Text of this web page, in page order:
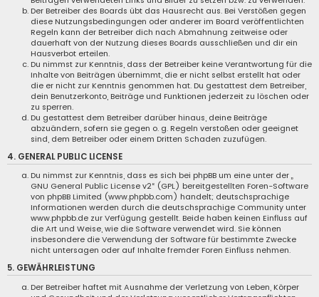
Der Betreiber des Boards übt das Hausrecht aus. Bei Verstößen gegen
diese Nutzungsbedingungen oder anderer im Board veröffentlichten
Regeln kann der Betreiber dich nach Abmahnung zeitweise oder
dauerhaft von der Nutzung dieses Boards ausschließen und dir ein
Hausverbot erteilen.
Du nimmst zur Kenntnis, dass der Betreiber keine Verantwortung für die
Inhalte von Beiträgen übernimmt, die er nicht selbst erstellt hat oder
die er nicht zur Kenntnis genommen hat. Du gestattest dem Betreiber,
dein Benutzerkonto, Beiträge und Funktionen jederzeit zu löschen oder
zu sperren.
Du gestattest dem Betreiber darüber hinaus, deine Beiträge
abzuändern, sofern sie gegen o. g. Regeln verstoßen oder geeignet
sind, dem Betreiber oder einem Dritten Schaden zuzufügen.
4. GENERAL PUBLIC LICENSE
Du nimmst zur Kenntnis, dass es sich bei phpBB um eine unter der „
GNU General Public License v2“ (GPL) bereitgestellten Foren-Software
von phpBB Limited (www.phpbb.com) handelt; deutschsprachige
Informationen werden durch die deutschsprachige Community unter
www.phpbb.de zur Verfügung gestellt. Beide haben keinen Einfluss auf
die Art und Weise, wie die Software verwendet wird. Sie können
insbesondere die Verwendung der Software für bestimmte Zwecke
nicht untersagen oder auf Inhalte fremder Foren Einfluss nehmen.
5. GEWÄHRLEISTUNG
Der Betreiber haftet mit Ausnahme der Verletzung von Leben, Körper